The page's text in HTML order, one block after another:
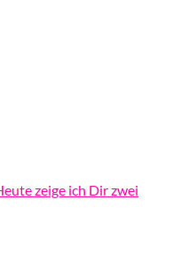
zeige ich Dir zwei